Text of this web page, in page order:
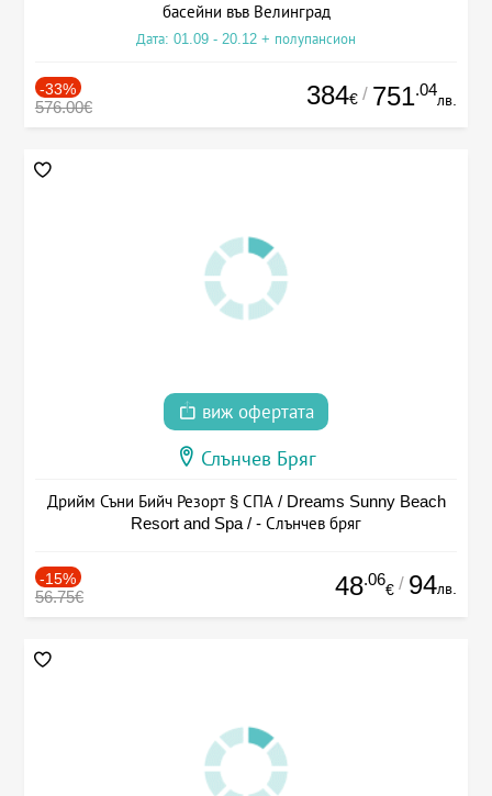
басейни във Велинград
Дата: 01.09 - 20.12 + полупансион
-33%
576.00€ 384€ / 751.04
лв.
виж офертата
Слънчев Бряг
Дрийм Съни Бийч Резорт § СПА / Dreams Sunny Beach
Resort and Spa / - Слънчев бряг
-15%
56.75€ 48.06
€ / 94лв.